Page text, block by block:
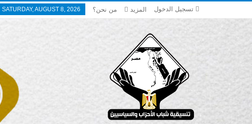
تسجيل الدخول SATURDAY, AUGUST 8, 2026 من نحن؟ المزيد